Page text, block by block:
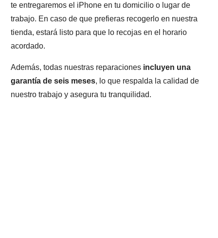
te entregaremos el iPhone en tu domicilio o lugar de
trabajo. En caso de que prefieras recogerlo en nuestra
tienda, estará listo para que lo recojas en el horario
acordado.
Además, todas nuestras reparaciones incluyen una
garantía de seis meses, lo que respalda la calidad de
nuestro trabajo y asegura tu tranquilidad.